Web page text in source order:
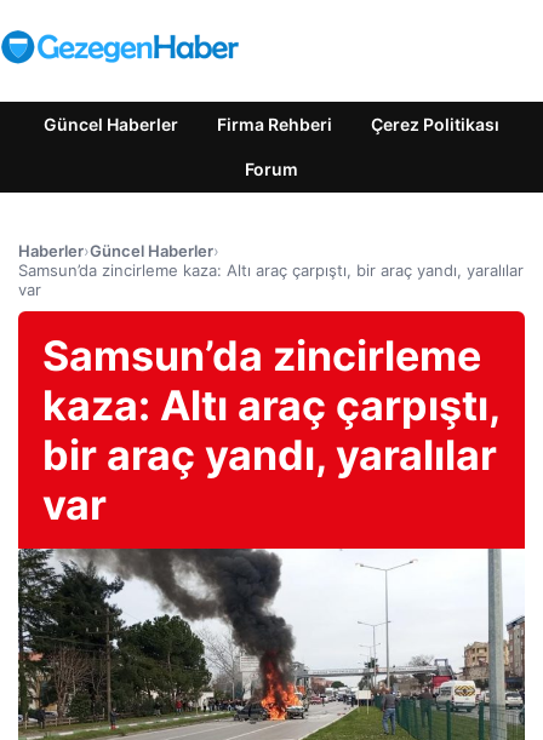
Güncel Haberler Firma Rehberi Çerez Politikası
Forum
Haberler›Güncel Haberler›
Samsun’da zincirleme kaza: Altı araç çarpıştı, bir araç yandı, yaralılar
var
Samsun’da zincirleme
kaza: Altı araç çarpıştı,
bir araç yandı, yaralılar
var